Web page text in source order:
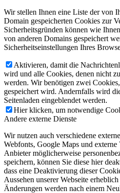
Wir stellen Ihnen eine Liste der von
Domain gespeicherten Cookies zur
Sicherheitsgründen können wie
von anderen Domains gespeichert
Sicherheitseinstellungen Ihres
Aktivieren, damit die
wird und alle Cookies, denen nicht
werden. Wir benötigen zwei
gespeichert wird. Andernfalls wird
Seitenladen eingeblendet werden.
Hier klicken, um notwendige
Andere externe Dienste
Wir nutzen auch verschiedene
Webfonts, Google Maps und externe
Anbieter möglicherweise
speichern, können Sie diese hier
dass eine Deaktivierung dieser
Aussehen unserer Webseite
Änderungen werden nach einem